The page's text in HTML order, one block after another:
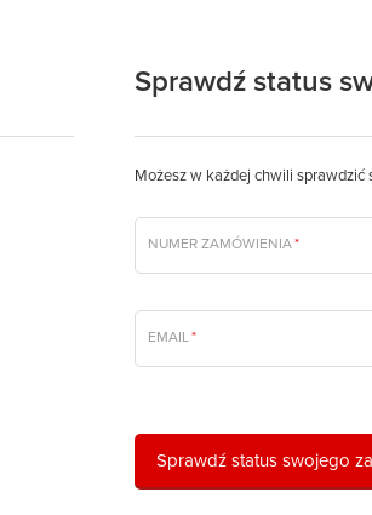
Sprawdź status
Możesz w każdej chwili
NUMER ZAMÓWIENIA*
EMAIL*
Sprawdź status swojego